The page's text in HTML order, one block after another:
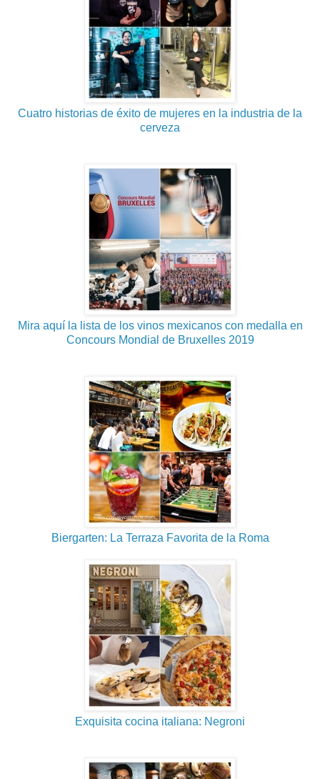
Cuatro historias de éxito de mujeres en la industria de la
cerveza
Mira aquí la lista de los vinos mexicanos con medalla en
Concours Mondial de Bruxelles 2019
Biergarten: La Terraza Favorita de la Roma
Exquisita cocina italiana: Negroni